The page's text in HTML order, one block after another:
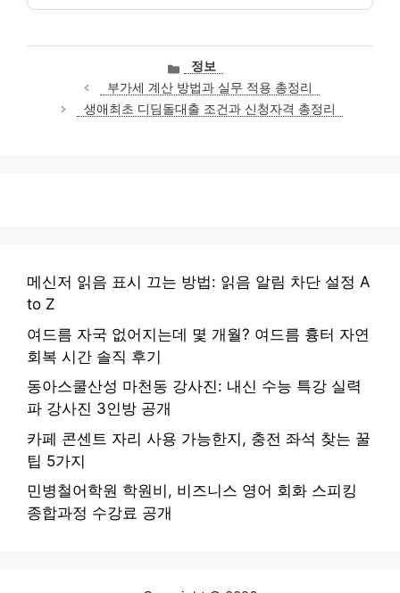
카
테
고
리
정보
부가세 계산 방법과 실무 적용 총정리
생애최초 디딤돌대출 조건과 신청자격 총정리
메신저 읽음 표시 끄는 방법: 읽음 알림 차단 설정 A
to Z
여드름 자국 없어지는데 몇 개월? 여드름 흉터 자연
회복 시간 솔직 후기
동아스쿨산성 마천동 강사진: 내신 수능 특강 실력
파 강사진 3인방 공개
카페 콘센트 자리 사용 가능한지, 충전 좌석 찾는 꿀
팁 5가지
민병철어학원 학원비, 비즈니스 영어 회화 스피킹
종합과정 수강료 공개